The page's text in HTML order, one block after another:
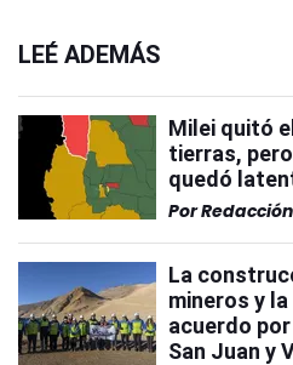
LEÉ ADEMÁS
Milei quitó
tierras,
quedó
Por
La
mineros y
acuerdo
San Juan y